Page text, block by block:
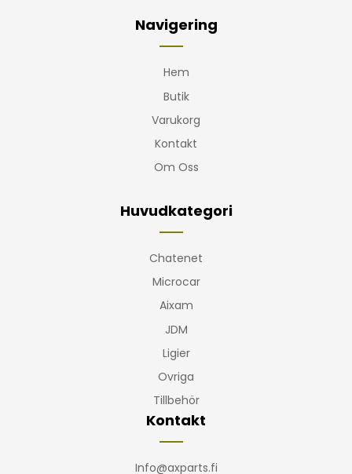
Navigering
Hem
Butik
Varukorg
Kontakt
Om Oss
Huvudkategori
Chatenet
Microcar
Aixam
JDM
Ligier
Ovriga
Tillbehör
Kontakt
Info@axparts.fi